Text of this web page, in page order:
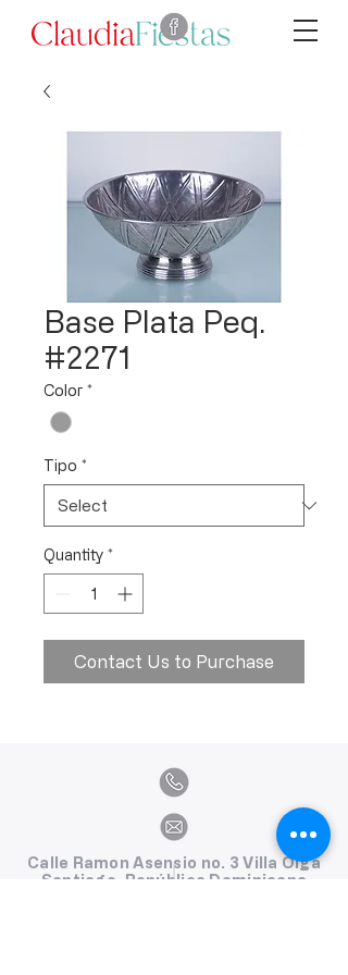
Base Plata Peq.
#2271
Color *
Tipo *
Quantity *
Contact Us to Purchase
Calle Ramon Asensio no. 3 Villa Olga
Santiago, República Dominicana